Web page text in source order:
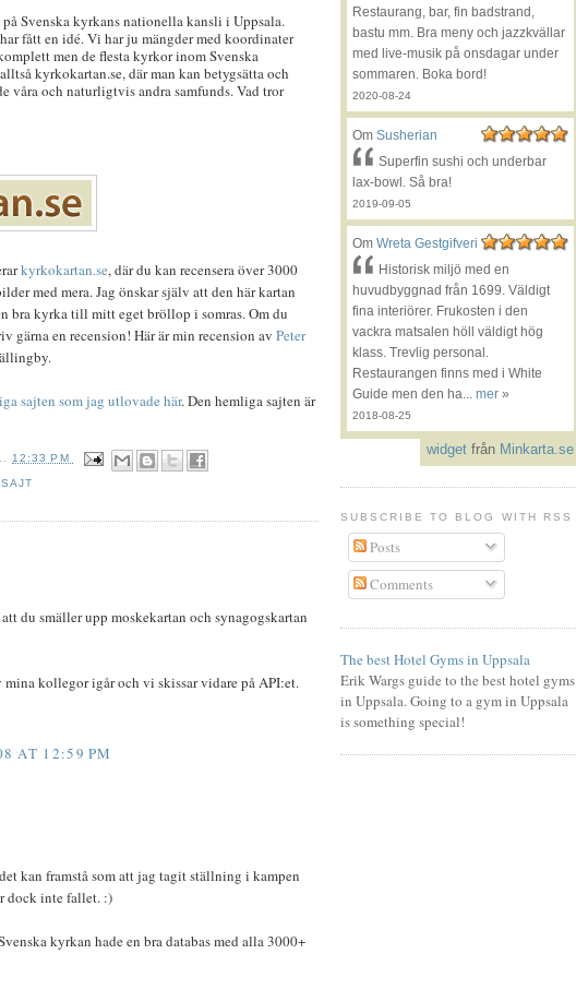
Svenska kyrkans nationella kansli i Uppsala.
fått en idé. Vi har ju mängder med koordinater
men de flesta kyrkor inom Svenska
kyrkokartan.se, där man kan betygsätta och
våra och naturligtvis andra samfunds. Vad tror
kyrkokartan.se, där du kan recensera över 3000
med mera. Jag önskar själv att den här kartan
bra kyrka till mitt eget bröllop i somras. Om du
gärna en recension! Här är min recension av Peter
sajten som jag utlovade här. Den hemliga sajten är
12:33 PM
du smäller upp moskekartan och synagogskartan
mina kollegor igår och vi skissar vidare på API:et.
AT 12:59 PM
kan framstå som att jag tagit ställning i kampen
dock inte fallet. :)
kyrkan hade en bra databas med alla 3000+
Restaurang, bar, fin badstrand,
bastu mm. Bra meny och jazzkvällar
med live-musik på onsdagar under
sommaren. Boka bord!
2020-08-24
Om Susherian
Superfin sushi och underbar
lax-bowl. Så bra!
2019-09-05
Om Wreta Gestgifveri
Historisk miljö med en
huvudbyggnad från 1699. Väldigt
fina interiörer. Frukosten i den
vackra matsalen höll väldigt hög
klass. Trevlig personal.
Restaurangen finns med i White
Guide men den ha... mer »
2018-08-25
widget från Minkarta.se
SUBSCRIBE TO BLOG WITH RSS
Posts
Comments
The best Hotel Gyms in Uppsala
Erik Wargs guide to the best hotel gyms
in Uppsala. Going to a gym in Uppsala
is something special!